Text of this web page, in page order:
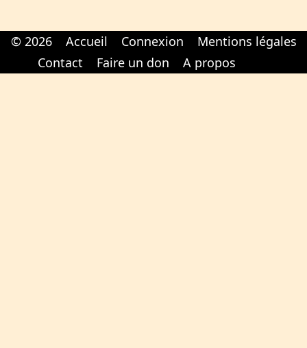
© 2026 Accueil Connexion
Mentions légales
Contact
Faire un don A propos